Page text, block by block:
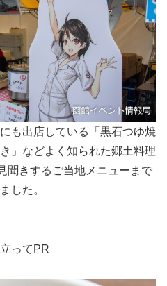
も出店している「黒石つゆ焼
」などよく知られた郷土料理
聞きするご当地メニューまで
した。
ってPR